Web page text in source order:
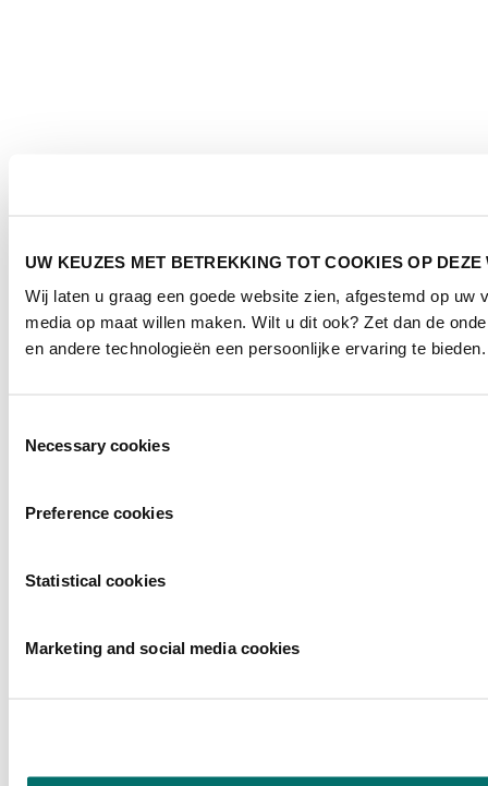
UW KEUZES MET BETREKKING TOT COOKIES OP DEZE
Wij laten u graag een goede website zien, afgestemd op
media op maat willen maken. Wilt u dit ook? Zet dan de
en andere technologieën een persoonlijke ervaring te bieden.
Necessary cookies
Preference cookies
Statistical cookies
Marketing and social media cookies